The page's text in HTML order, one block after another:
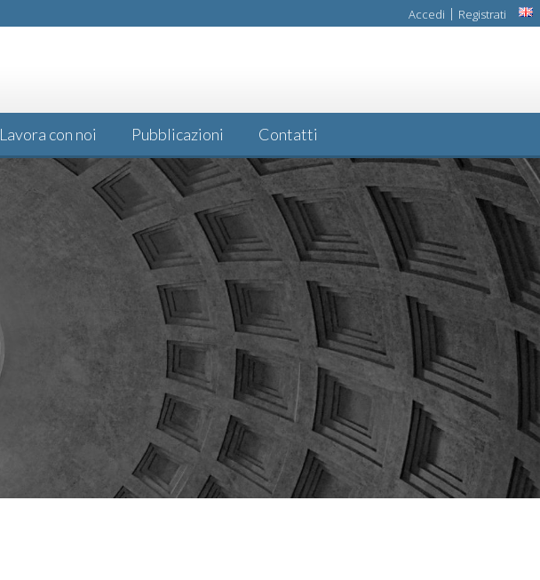
Accedi | Registrati
Lavora con noi Pubblicazioni Contatti